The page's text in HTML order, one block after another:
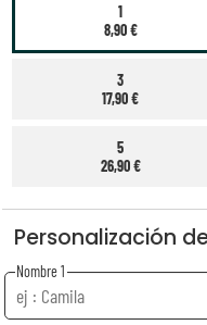
1
8,90 €
3
17,90 €
5
26,90 €
Personalización
Nombre 1